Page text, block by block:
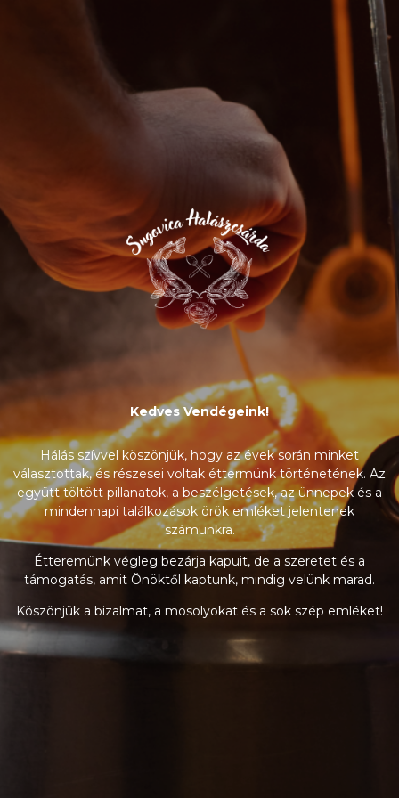
Kedves Vendégeink!
Hálás szívvel köszönjük, hogy az évek során minket
választottak, és részesei voltak éttermünk történetének. Az
együtt töltött pillanatok, a beszélgetések, az ünnepek és a
mindennapi találkozások örök emléket jelentenek
számunkra.
Étteremünk végleg bezárja kapuit, de a szeretet és a
támogatás, amit Önöktől kaptunk, mindig velünk marad.
Köszönjük a bizalmat, a mosolyokat és a sok szép emléket!